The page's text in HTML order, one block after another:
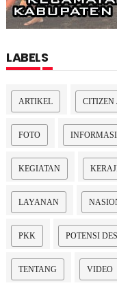
LABELS
ARTIKEL CITIZEN
FOTO INFORMASI
KEGIATAN
LAYANAN
PKK POTENSI
TENTANG VIDEO